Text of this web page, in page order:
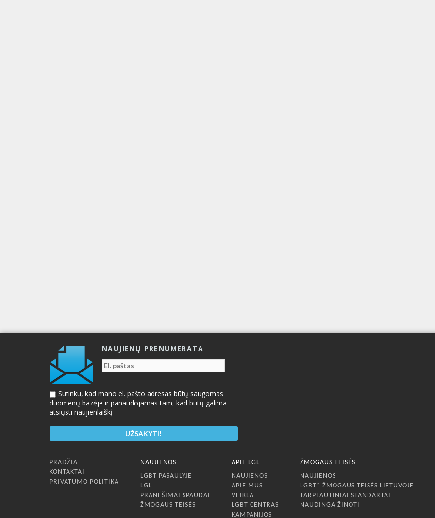
NAUJIENŲ PRENUMERATA
Sutinku, kad mano el. pašto adresas būtų saugomas
duomenų bazėje ir panaudojamas tam, kad būtų galima
atsiųsti naujienlaiškį
Apatinis meniu
PRADŽIA
KONTAKTAI
PRIVATUMO POLITIKA
NAUJIENOS
LGBT PASAULYJE
LGL
PRANEŠIMAI SPAUDAI
ŽMOGAUS TEISĖS
APIE LGL
NAUJIENOS
APIE MUS
VEIKLA
LGBT CENTRAS
KAMPANIJOS
ŽMOGAUS TEISĖS
NAUJIENOS
LGBT* ŽMOGAUS TEISĖS LIETUVOJE
TARPTAUTINIAI STANDARTAI
NAUDINGA ŽINOTI